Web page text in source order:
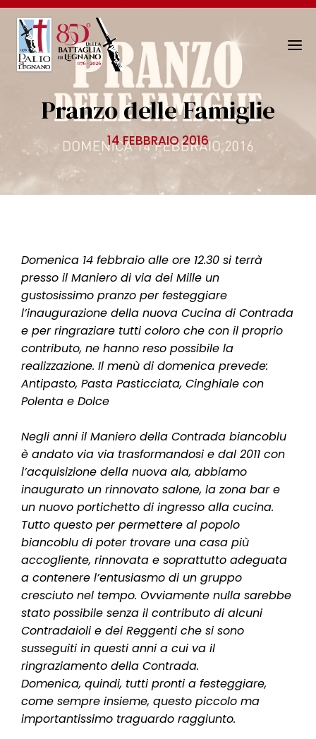
N
o
Pranzo delle Famiglie
14 FEBBRAIO 2016
Domenica 14 febbraio alle ore 12.30 si terrà
presso il Maniero di via dei Mille un
gustosissimo pranzo per festeggiare
l’inaugurazione della nuova Cucina di Contrada
e per ringraziare tutti coloro che con il proprio
contributo, ne hanno reso possibile la
realizzazione. Il menù di domenica prevede:
Antipasto, Pasta Pasticciata, Cinghiale con
Polenta e Dolce
Negli anni il Maniero della Contrada biancoblu
è andato via via trasformandosi e dal 2011 con
l’acquisizione della nuova ala, abbiamo
inaugurato un rinnovato salone, la zona bar e
un nuovo portichetto di ingresso alla cucina.
Tutto questo per permettere al popolo
biancoblu di poter trovare una casa più
accogliente, rinnovata e soprattutto adeguata
a contenere l’entusiasmo di un gruppo
cresciuto nel tempo. Ovviamente nulla sarebbe
stato possibile senza il contributo di alcuni
Contradaioli e dei Reggenti che si sono
susseguiti in questi anni a cui va il
ringraziamento della Contrada.
Domenica, quindi, tutti pronti a festeggiare,
come sempre insieme, questo piccolo ma
importantissimo traguardo raggiunto.